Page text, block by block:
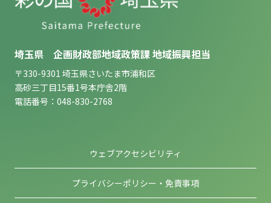
埼玉県 企画財政部地域政策課 地域振興担当
〒330-9301 埼玉県さいたま市浦和区
高砂三丁目15番1号本庁舎2階
電話番号：048-830-2768
ウェブアクセシビリティ
プライバシーポリシー・免責事項